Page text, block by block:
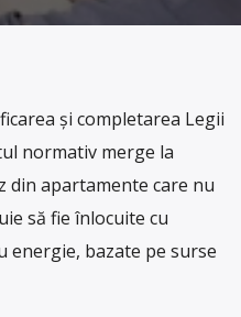
şi completarea Legii
normativ merge la
din apartamente care nu
să fie înlocuite cu
energie, bazate pe surse